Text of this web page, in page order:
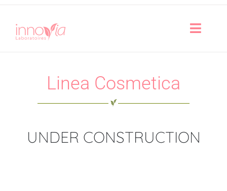
FITOTERAPICI
Linea Cosmetica
UNDER CONSTRUCTION